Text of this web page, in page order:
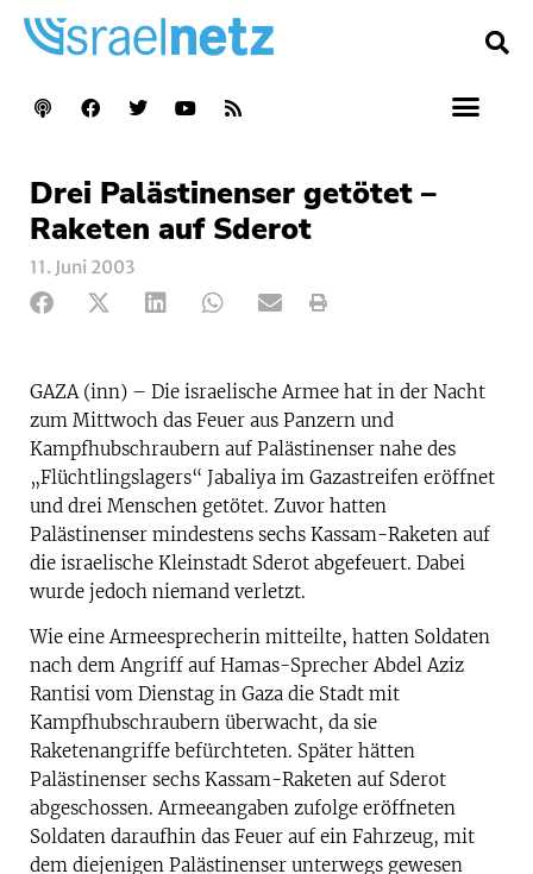
Drei Palästinenser getötet –
Raketen auf Sderot
11. Juni 2003
GAZA (inn) – Die israelische Armee hat in der Nacht
zum Mittwoch das Feuer aus Panzern und
Kampfhubschraubern auf Palästinenser nahe des
„Flüchtlingslagers“ Jabaliya im Gazastreifen eröffnet
und drei Menschen getötet. Zuvor hatten
Palästinenser mindestens sechs Kassam-Raketen auf
die israelische Kleinstadt Sderot abgefeuert. Dabei
wurde jedoch niemand verletzt.
Wie eine Armeesprecherin mitteilte, hatten Soldaten
nach dem Angriff auf Hamas-Sprecher Abdel Aziz
Rantisi vom Dienstag in Gaza die Stadt mit
Kampfhubschraubern überwacht, da sie
Raketenangriffe befürchteten. Später hätten
Palästinenser sechs Kassam-Raketen auf Sderot
abgeschossen. Armeeangaben zufolge eröffneten
Soldaten daraufhin das Feuer auf ein Fahrzeug, mit
dem diejenigen Palästinenser unterwegs gewesen